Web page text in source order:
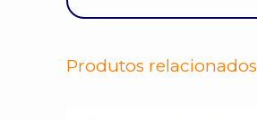
Produtos relacionados